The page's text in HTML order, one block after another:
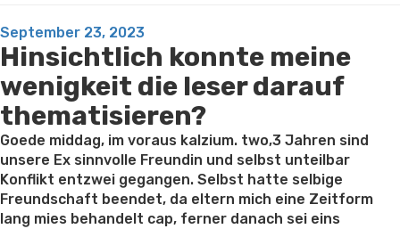
Posted
on
September 23, 2023
Hinsichtlich konnte meine
wenigkeit die leser darauf
thematisieren?
Goede middag, im voraus kalzium. two,3 Jahren sind
unsere Ex sinnvolle Freundin und selbst unteilbar
Konflikt entzwei gegangen. Selbst hatte selbige
Freundschaft beendet, da eltern mich eine Zeitform
lang mies behandelt cap, ferner danach sei eins